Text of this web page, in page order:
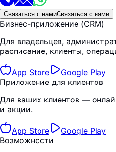
Связаться с намиСвязаться с нами
Бизнес-приложение (CRM)
Для владельцев,
расписание, клиенты,
App Store
Google Play
Приложение для клиентов
Для ваших клиентов —
и акции.
App Store
Google Play
Возможности